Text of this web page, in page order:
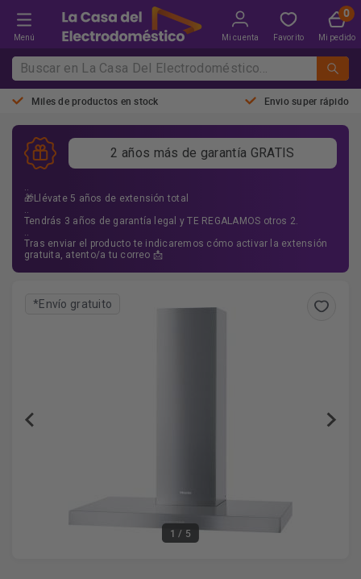
Menú Mi cuenta Favorito Mi pedido
Miles de productos en stock Envio super rápido
2 años más de garantía GRATIS
..
🎁Llévate 5 años de extensión total
..
Tendrás 3 años de garantía legal y TE REGALAMOS otros 2.
..
Tras enviar el producto te indicaremos cómo activar la extensión
gratuita, atento/a tu correo 📩
1 / 5
*Envío gratuito